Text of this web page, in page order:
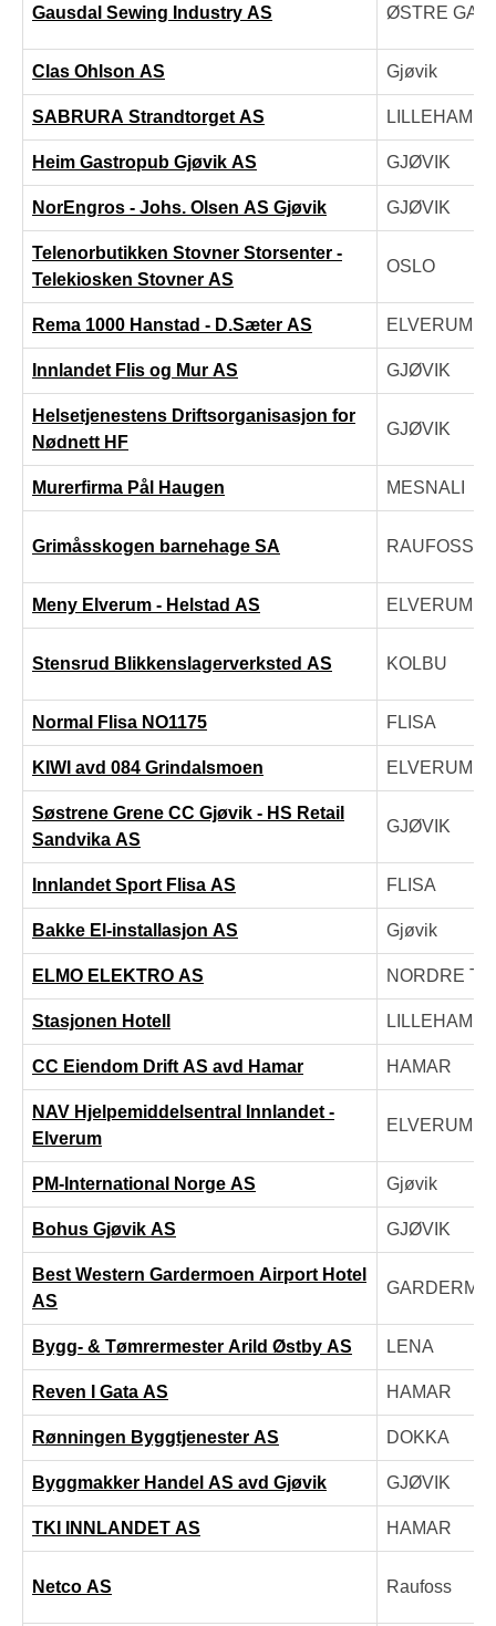
Gausdal Sewing Industry AS ØSTRE
Clas Ohlson AS Gjøvik
SABRURA Strandtorget AS
Heim Gastropub Gjøvik AS GJØVIK
NorEngros - Johs. Olsen AS Gjøvik GJØVIK
Telenorbutikken Stovner Storsenter -
Telekiosken Stovner AS
OSLO
Rema 1000 Hanstad - D.Sæter AS ELVERUM
Innlandet Flis og Mur AS GJØVIK
Helsetjenestens Driftsorganisasjon for
Nødnett HF
GJØVIK
Murerfirma Pål Haugen MESNALI
Grimåsskogen barnehage SA RAUFOSS
Meny Elverum - Helstad AS ELVERUM
Stensrud Blikkenslagerverksted AS KOLBU
Normal Flisa NO1175 FLISA
KIWI avd 084 Grindalsmoen ELVERUM
Søstrene Grene CC Gjøvik - HS Retail
Sandvika AS
GJØVIK
Innlandet Sport Flisa AS FLISA
Bakke El-installasjon AS Gjøvik
ELMO ELEKTRO AS NORDRE
Stasjonen Hotell
CC Eiendom Drift AS avd Hamar HAMAR
NAV Hjelpemiddelsentral Innlandet -
Elverum
ELVERUM
PM-International Norge AS Gjøvik
Bohus Gjøvik AS GJØVIK
Best Western Gardermoen Airport Hotel
AS
Bygg- & Tømrermester Arild Østby AS LENA
Reven I Gata AS HAMAR
Rønningen Byggtjenester AS DOKKA
Byggmakker Handel AS avd Gjøvik GJØVIK
TKI INNLANDET AS HAMAR
Netco AS Raufoss